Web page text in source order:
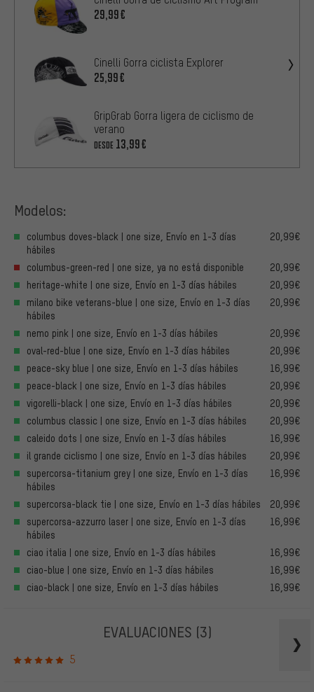
29,99€
Cinelli Gorra ciclista Explorer
25,99€
GripGrab Gorra ligera de ciclismo de
verano
DESDE 13,99€
Modelos:
columbus doves-black | one size, Envío en 1-3 días
hábiles
20,99€
columbus-green-red | one size, ya no está disponible
20,99€
heritage-white | one size, Envío en 1-3 días hábiles
20,99€
milano bike veterans-blue | one size, Envío en 1-3 días
hábiles
20,99€
nemo pink | one size, Envío en 1-3 días hábiles
20,99€
oval-red-blue | one size, Envío en 1-3 días hábiles
20,99€
peace-sky blue | one size, Envío en 1-3 días hábiles
16,99€
peace-black | one size, Envío en 1-3 días hábiles
20,99€
vigorelli-black | one size, Envío en 1-3 días hábiles
20,99€
columbus classic | one size, Envío en 1-3 días hábiles
20,99€
caleido dots | one size, Envío en 1-3 días hábiles
16,99€
il grande ciclismo | one size, Envío en 1-3 días hábiles
20,99€
supercorsa-titanium grey | one size, Envío en 1-3 días
hábiles
16,99€
supercorsa-black tie | one size, Envío en 1-3 días hábiles
20,99€
supercorsa-azzurro laser | one size, Envío en 1-3 días
hábiles
16,99€
ciao italia | one size, Envío en 1-3 días hábiles
16,99€
ciao-blue | one size, Envío en 1-3 días hábiles
16,99€
ciao-black | one size, Envío en 1-3 días hábiles
16,99€
EVALUACIONES (3)
5